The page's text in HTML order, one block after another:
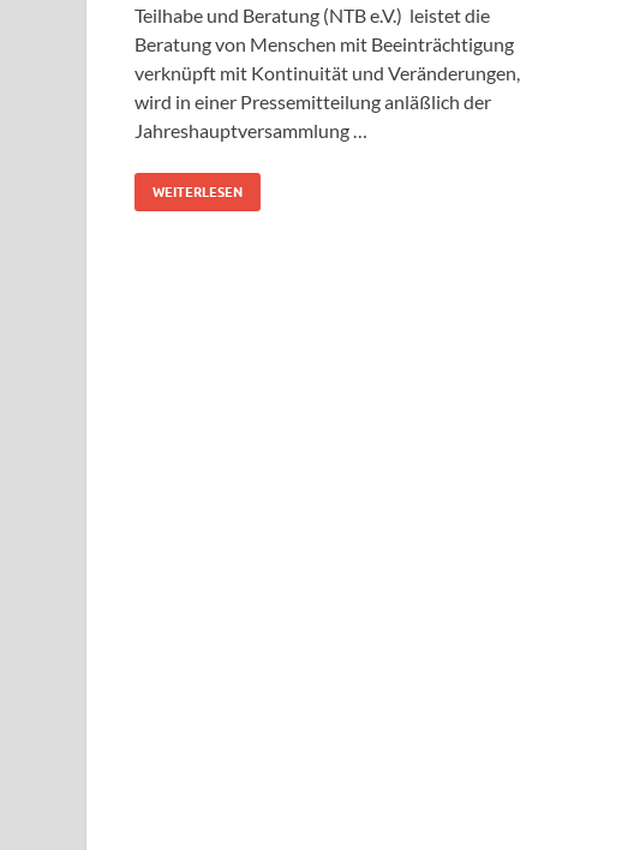
Teilhabe und Beratung (NTB e.V.) leistet die
Beratung von Menschen mit Beeinträchtigung
verknüpft mit Kontinuität und Veränderungen,
wird in einer Pressemitteilung anläßlich der
Jahreshauptversammlung …
WEITERLESEN